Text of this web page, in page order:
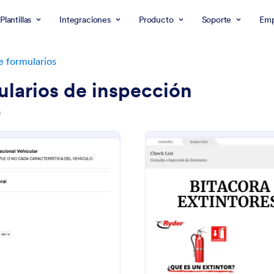
Plantillas Integraciones Producto Soporte
formularios
de inspección
: Registro Preoperacional VehicularVista previa :